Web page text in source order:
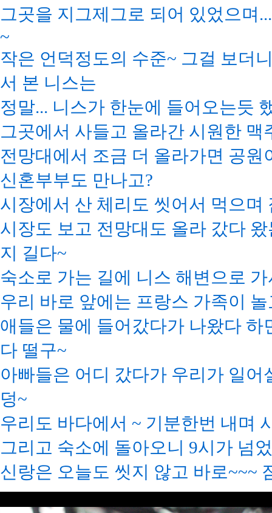
그곳을 지그제그로 되어 있었으며
~
작은 언덕정도의 수준~ 그걸 보더
서 본 니스는
정말... 니스가 한눈에 들어오는듯
그곳에서 사들고 올라간 시원한 맥
전망대에서 조금 더 올라가면 공
신혼부부도 만나고?
시장에서 산 체리도 씻어서 먹으며
시장도 보고 전망대도 올라 갔다
지 길다~
숙소로 가는 길에 니스 해변으로
우리 바로 앞에는 프랑스 가족이
애들은 물에 들어갔다가 나왔다
다 떨구~
아빠들은 어디 갔다가 우리가 일
덩~
우리도 바다에서 ~ 기분한번 내며
그리고 숙소에 돌아오니 9시가 넘
신랑은 오늘도 씻지 않고 바로~~~